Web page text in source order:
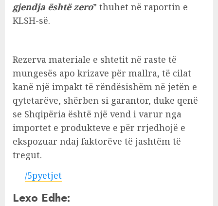
gjendja është zero” thuhet në raportin e
KLSH-së.
Rezerva materiale e shtetit në raste të
mungesës apo krizave për mallra, të cilat
kanë një impakt të rëndësishëm në jetën e
qytetarëve, shërben si garantor, duke qenë
se Shqipëria është një vend i varur nga
importet e produkteve e për rrjedhojë e
ekspozuar ndaj faktorëve të jashtëm të
tregut.
/5pyetjet
Lexo Edhe: